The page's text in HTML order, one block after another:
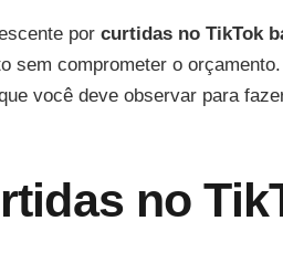
por curtidas no TikTok
sem comprometer o
você deve observar para
no